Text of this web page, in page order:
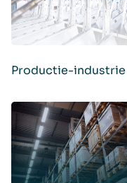
Productie-industrie